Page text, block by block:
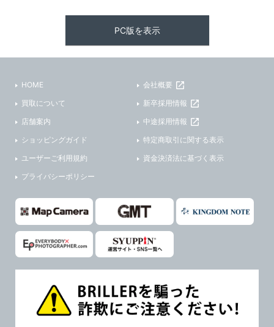
PC版を表示
HOME
買取について
店舗案内
ショッピングガイド
ユーザーご利用規約
プライバシーポリシー
会社概要
新卒採用情報
中途採用情報
特定商取引に関する表示
資金決済法に基づく表示